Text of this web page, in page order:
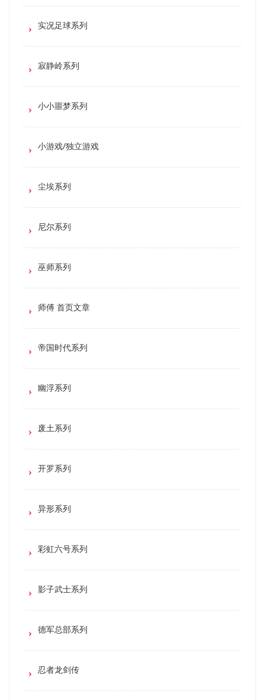
实况足球系列
寂静岭系列
小小噩梦系列
小游戏/独立游戏
尘埃系列
尼尔系列
巫师系列
师傅 首页文章
帝国时代系列
幽浮系列
废土系列
开罗系列
异形系列
彩虹六号系列
影子武士系列
德军总部系列
忍者龙剑传